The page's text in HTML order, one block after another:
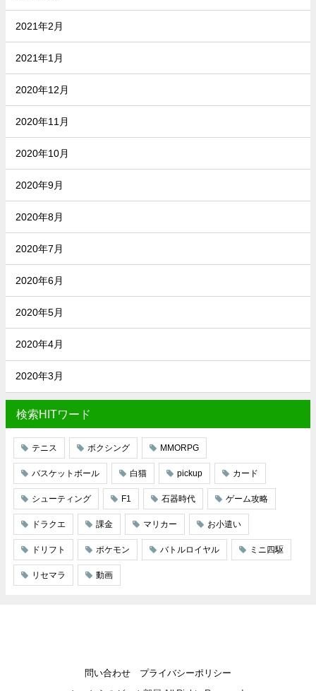
2021年2月
2021年1月
2020年12月
2020年11月
2020年10月
2020年9月
2020年8月
2020年7月
2020年6月
2020年5月
2020年4月
2020年3月
検索HITワード
テニス ボクシング MMORPG
バスケットボール 白猫 pickup カード
シューティング F1 石器時代 ゲーム攻略
ドラクエ 課金 マリカー お小遣い
ドリフト ポケモン バトルロイヤル ミニ四駆
リセマラ 動画
問い合わせ プライバシーポリシー